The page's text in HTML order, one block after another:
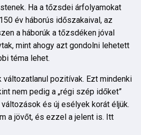
Ha a tőzsdei árfolyamokat
év háborús időszakaival, az
a háborúk a tőzsdéken jóval
mint ahogy azt gondolni lehetett
téma lehet.
pozitívak. Ezt mindenki
nem pedig a „régi szép időket”
és új esélyek korát éljük.
a jövőt, és ezzel a jelent is. Itt